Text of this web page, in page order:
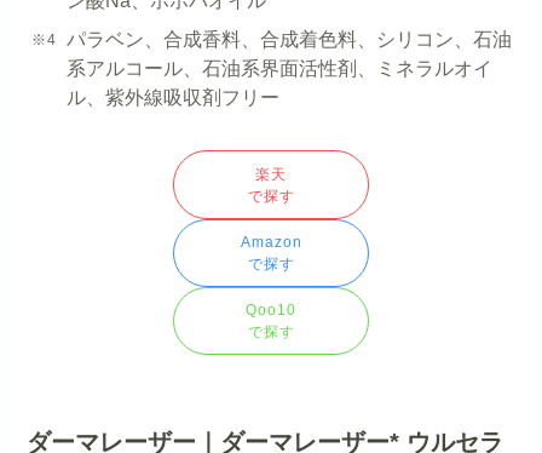
パラベン、合成香料、合成着色料、シリコン、石油
系アルコール、石油系界面活性剤、ミネラルオイ
ル、紫外線吸収剤フリー
楽天
で探す
Amazon
で探す
Qoo10
で探す
ダーマレーザー｜ダーマレーザー* ウルセラ